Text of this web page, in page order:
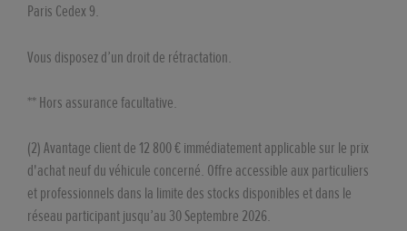
Paris Cedex 9.
Vous disposez d’un droit de rétractation.
** Hors assurance facultative.
(2) Avantage client de 12 800 € immédiatement applicable sur le prix
d'achat neuf du véhicule concerné. Offre accessible aux particuliers
et professionnels dans la limite des stocks disponibles et dans le
réseau participant jusqu’au 30 Septembre 2026.